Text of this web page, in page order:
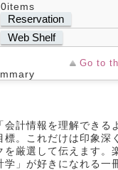
0items
Reservation
Web Shelf
Go to
計情報を理解できる
標。これだけは印象深
を厳選して伝えます。
学」が好きになれる一